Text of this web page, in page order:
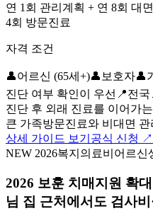
연 1회 관리계획 + 연 8회 대
4회 방문진료
자격 조건
👤어르신 (65세+)👤 보호자👤
진단 여부 확인이 우선 📍전국
진단 후 외래 진료를 이어가
큰 가족방문진료와 비대면
상세 가이드 보기 공식 신청 ↗
NEW 2026복지 의료비 어르신
2026 보훈 치매지원 확
님 집 근처에서도 검사